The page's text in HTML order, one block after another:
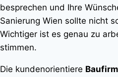
besprechen und Ihre
Sanierung Wien sollte nicht
Wichtiger ist es genau zu
stimmen.
Die kundenorientiere